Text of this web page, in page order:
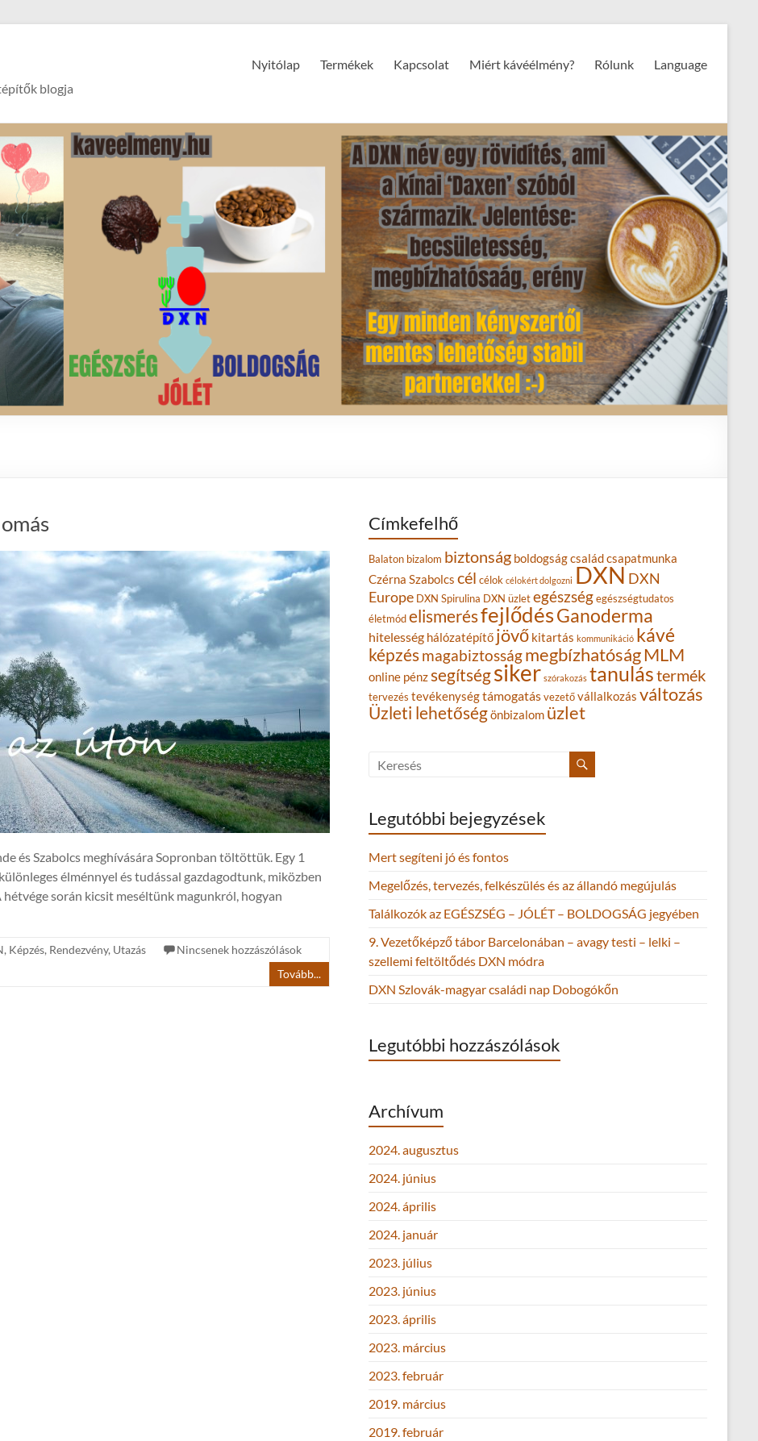
blogja
Nyitólap Termékek Kapcsolat Miért kávéélmény? Rólunk Language
és Szabolcs meghívására Sopronban töltöttük. Egy 1
élménnyel és tudással gazdagodtunk, miközben
során kicsit meséltünk magunkról, hogyan
, Képzés, Rendezvény, Utazás
Nincsenek hozzászólások
Tovább...
Címkefelhő
Balaton bizalom biztonság boldogságcsaládcsapatmunka
Czérna Szabolcs cél célok célokért dolgozni DXNDXN
Europe DXN Spirulina DXN üzletegészségegészségtudatos
életmódelismerésfejlődésGanoderma
hitelesség hálózatépítő jövő kitartás kommunikáció kávé
képzésmagabiztosságmegbízhatóságMLM
online pénzsegítségsiker szórakozás tanulástermék
tervezés tevékenységtámogatásvezetővállalkozás változás
Üzleti lehetőségönbizalom üzlet
Legutóbbi bejegyzések
Mert segíteni jó és fontos
Megelőzés, tervezés, felkészülés és az állandó megújulás
Találkozók az EGÉSZSÉG – JÓLÉT – BOLDOGSÁG jegyében
9. Vezetőképző tábor Barcelonában – avagy testi – lelki –
szellemi feltöltődés DXN módra
DXN Szlovák-magyar családi nap Dobogókőn
Legutóbbi hozzászólások
Archívum
2024. augusztus
2024. június
2024. április
2024. január
2023. július
2023. június
2023. április
2023. március
2023. február
2019. március
2019. február